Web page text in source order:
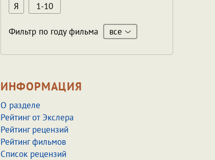
Я
1-10
Фильтр по году фильма все
ИНФОРМАЦИЯ
О разделе
Рейтинг от Экслера
Рейтинг рецензий
Рейтинг фильмов
Список рецензий